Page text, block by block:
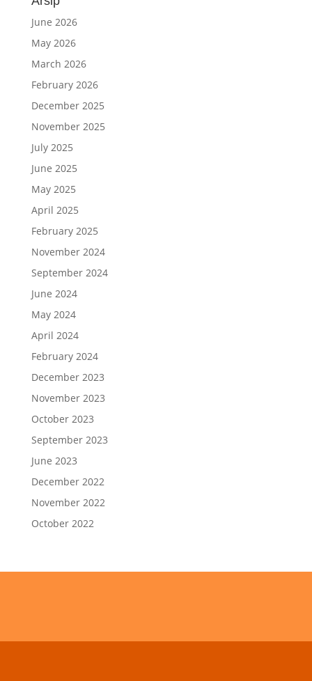
June 2026
May 2026
March 2026
February 2026
December 2025
November 2025
July 2025
June 2025
May 2025
April 2025
February 2025
November 2024
September 2024
June 2024
May 2024
April 2024
February 2024
December 2023
November 2023
October 2023
September 2023
June 2023
December 2022
November 2022
October 2022